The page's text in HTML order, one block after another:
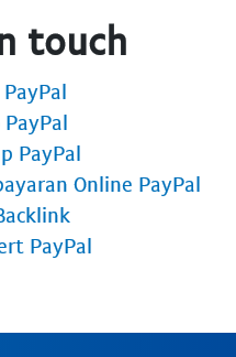
touch
PayPal
PayPal
Online PayPal
PayPal